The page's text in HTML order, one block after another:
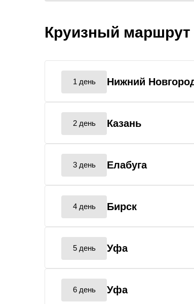
Круизный
1 день Нижний
2 день Казань
3 день Елабуга
4 день Бирск
5 день Уфа
6 день Уфа